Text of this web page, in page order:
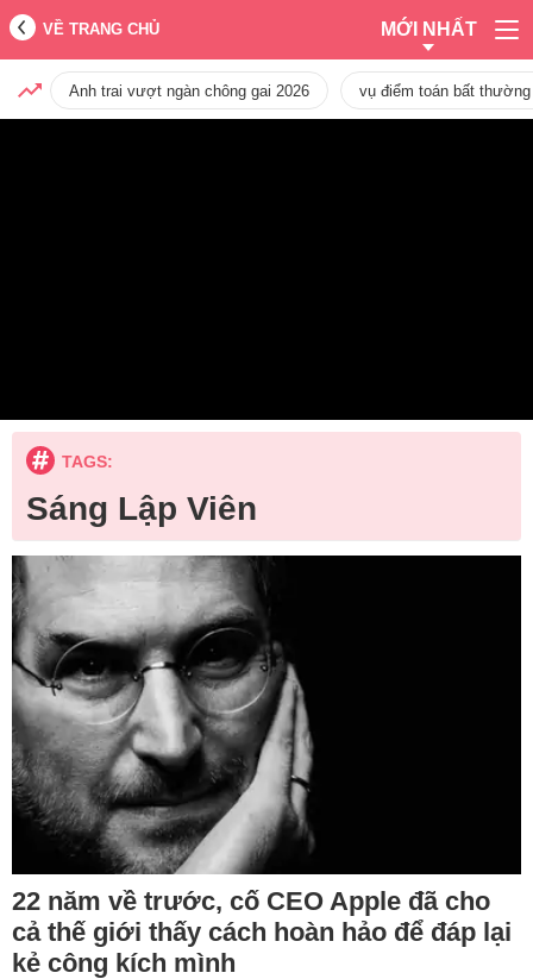
VỀ TRANG CHỦ MỚI NHẤT
Anh trai vượt ngàn chông gai 2026 vụ điểm toán bất
TAGS:
Sáng Lập Viên
22 năm về trước, cố CEO Apple đã cho
cả thế giới thấy cách hoàn hảo để đáp lại
kẻ công kích mình